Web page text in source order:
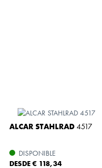
ALCAR STAHLRAD4517
DISPONIBLE
DESDE € 118,34